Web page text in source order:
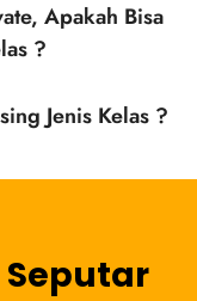
Apakah Bisa
?
Jenis Kelas ?